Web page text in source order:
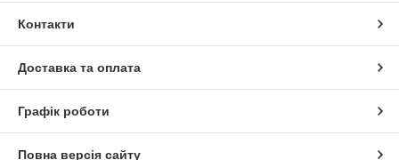
Контакти
Доставка та оплата
Графік роботи
Повна версія сайту